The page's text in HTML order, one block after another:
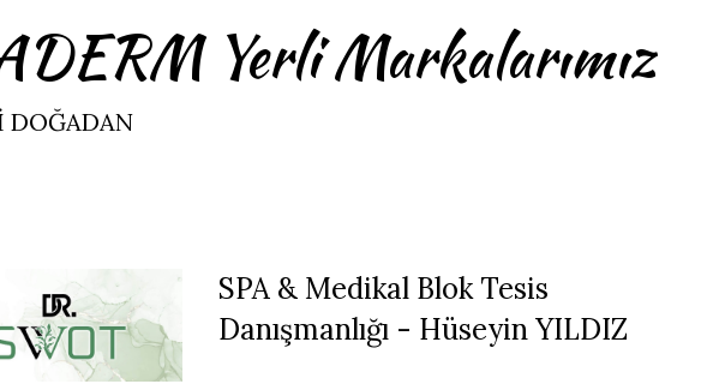
Yerli Markalarımız
DOĞADAN
SPA & Medikal Blok Tesis
Danışmanlığı - Hüseyin YILDIZ